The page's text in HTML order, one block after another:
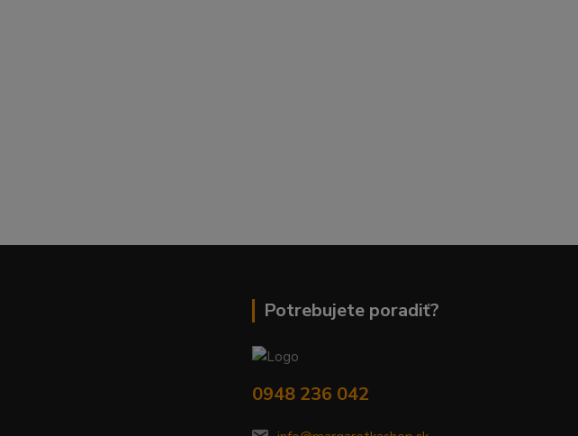
Potrebujete poradiť?
0948 236 042